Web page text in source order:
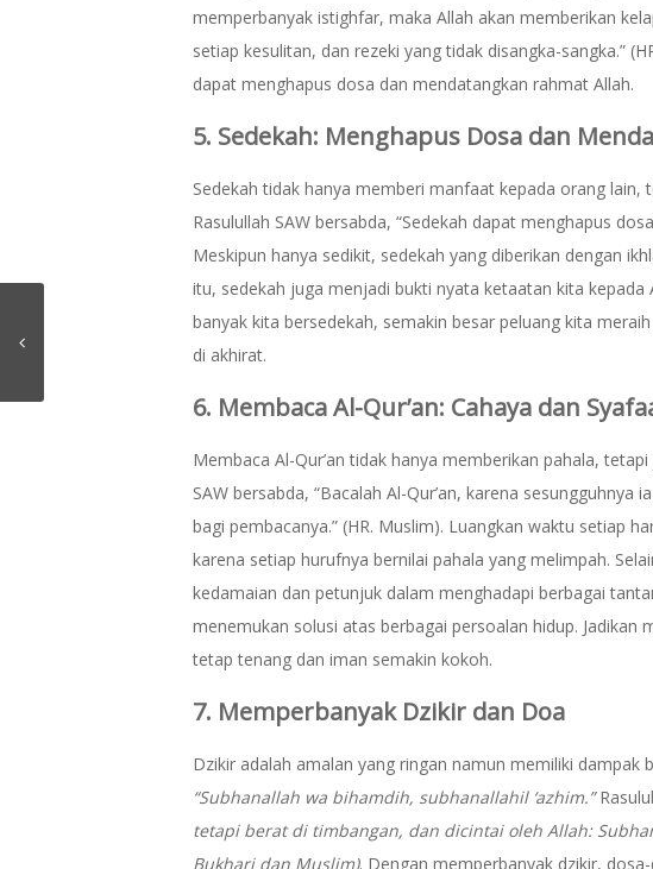
memperbanyak istighfar, maka Allah akan memberikan
setiap kesulitan, dan rezeki yang tidak disangka-sangka.”
dapat menghapus dosa dan mendatangkan rahmat Allah.
5. Sedekah: Menghapus Dosa dan
Sedekah tidak hanya memberi manfaat kepada orang
Rasulullah SAW bersabda, “Sedekah dapat menghapus
Meskipun hanya sedikit, sedekah yang diberikan dengan
itu, sedekah juga menjadi bukti nyata ketaatan kita kepada
banyak kita bersedekah, semakin besar peluang kita
di akhirat.
6. Membaca Al-Qur’an: Cahaya dan
Membaca Al-Qur’an tidak hanya memberikan pahala,
SAW bersabda, “Bacalah Al-Qur’an, karena
bagi pembacanya.” (HR. Muslim). Luangkan waktu setiap
karena setiap hurufnya bernilai pahala yang melimpah.
kedamaian dan petunjuk dalam menghadapi berbagai
menemukan solusi atas berbagai persoalan hidup. Jadikan
tetap tenang dan iman semakin kokoh.
7. Memperbanyak Dzikir dan Doa
Dzikir adalah amalan yang ringan namun memiliki dampak
“Subhanallah wa bihamdih, subhanallahil ‘azhim.”
tetapi berat di timbangan, dan dicintai oleh Allah:
Bukhari dan Muslim). Dengan memperbanyak dzikir,